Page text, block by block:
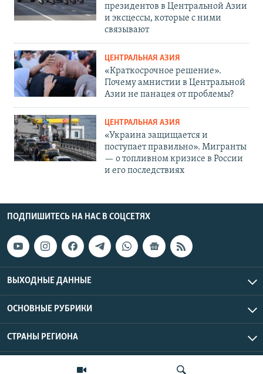
президентов в Центральной Азии
и эксцессы, которые с ними
связывают
ЦЕНТРАЛЬНАЯ АЗИЯ
«Краткосрочное решение».
Почему амнистии в Центральной
Азии не панацея от проблемы?
ЦЕНТРАЛЬНАЯ АЗИЯ
«Украина защищается и
поступает правильно». Мигранты
— о топливном кризисе в России
и его последствиях
ПОДПИШИТЕСЬ НА НАС В СОЦСЕТЯХ
ВЫХОДНЫЕ ДАННЫЕ
ОСНОВНЫЕ РУБРИКИ
СТРАНЫ РЕГИОНА
Азаттык Азия © 2026 RFE/RL, Inc. | Все права защищены.